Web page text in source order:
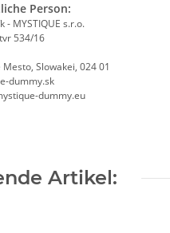
Person:
- MYSTIQUE s.r.o.
534/16
Mesto, Slowakei, 024 01
dummy.sk
dummy.eu
Artikel: